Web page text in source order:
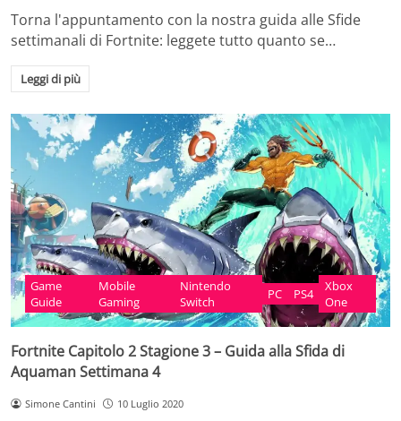
Torna l'appuntamento con la nostra guida alle Sfide
settimanali di Fortnite: leggete tutto quanto se…
Leggi di più
Game
Guide
Mobile
Gaming
Nintendo
Switch
PC PS4
Xbox
One
Fortnite Capitolo 2 Stagione 3 – Guida alla Sfida di
Aquaman Settimana 4
Simone Cantini 10 Luglio 2020